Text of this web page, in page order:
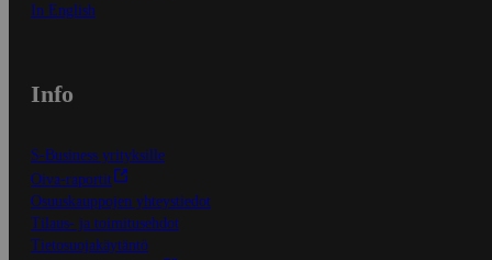
In English
Info
S-Business yrityksille
Oiva-raportit
Osuuskauppojen yhteystiedot
Tilaus- ja toimitusehdot
Tietosuojakäytäntö